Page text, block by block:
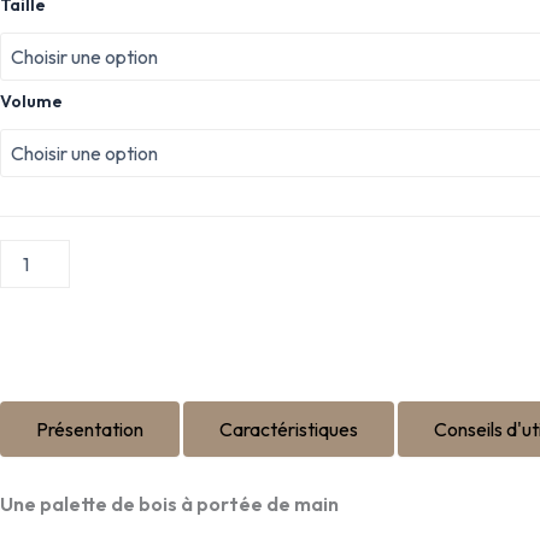
Taille
Volume
Ballot
CREPITO
Présentation Caractéristiques Conseils
Une palette de bois à portée de main